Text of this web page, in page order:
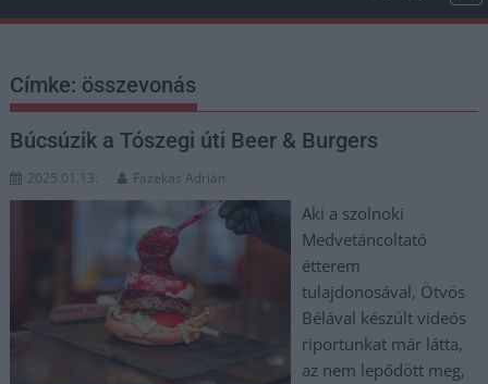
Címke: összevonás
Búcsúzik a Tószegi úti Beer & Burgers
2025.01.13. Fazekas Adrián
Aki a szolnoki
Medvetáncoltató
étterem
tulajdonosával, Ötvös
Bélával készült videós
riportunkat már látta,
az nem lepődött meg,